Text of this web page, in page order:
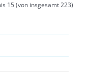
15 (von insgesamt 223)